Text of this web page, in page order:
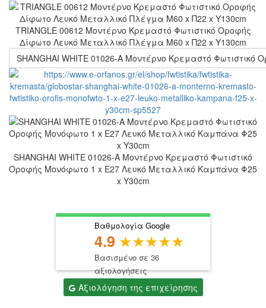
TRIANGLE 00612 Μοντέρνο Κρεμαστό Φωτιστικό Οροφής
Δίφωτο Λευκό Μεταλλικό Πλέγμα Μ60 x Π22 x Y130cm
SHANGHAI WHITE 01026-A Μοντέρνο Κρεμαστό
SHANGHAI WHITE 01026-A Μοντέρνο Κρεμαστό Φωτιστικό
Οροφής Μονόφωτο 1 x E27 Λευκό Μεταλλικό Καμπάνα Φ25
x Υ30cm
Βαθμολογία Google
4.9
Βασισμένο σε 36
αξιολογήσεις
Αξιολόγηση της επιχείρησης